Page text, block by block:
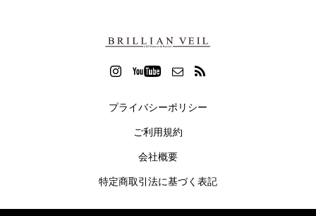
プライバシーポリシー
ご利用規約
会社概要
特定商取引法に基づく表記